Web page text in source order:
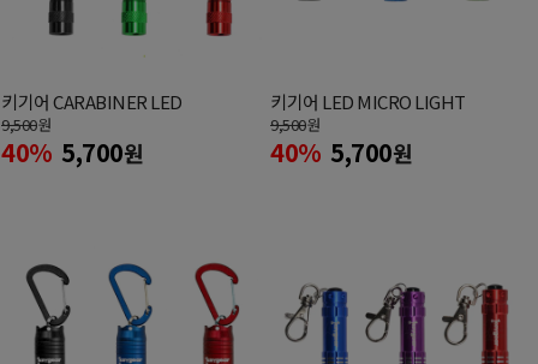
키기어 CARABINER LED
9,500원
40% 5,700원
키기어 LED MICRO LIGHT
9,500원
40% 5,700원